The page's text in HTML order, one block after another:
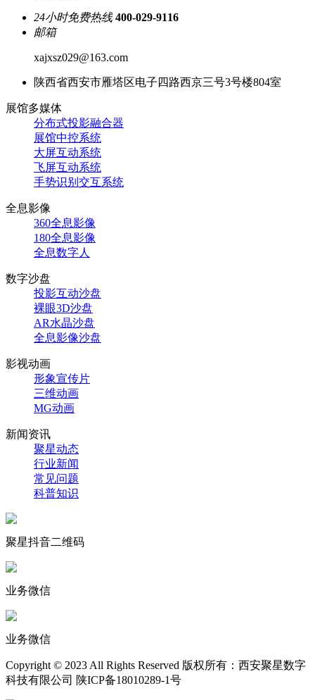
24小时免费热线 400-029-9116
邮箱
xajxsz029@163.com
陕西省西安市雁塔区电子四路西京三号3号楼804室
展馆多媒体
分布式投影融合器
展馆中控系统
大屏互动系统
飞屏互动系统
手势识别交互系统
全息影像
360全息影像
180全息影像
全息数字人
数字沙盘
投影互动沙盘
裸眼3D沙盘
AR水晶沙盘
全息影像沙盘
影视动画
形象宣传片
三维动画
MG动画
新闻资讯
聚星动态
行业新闻
常见问题
科普知识
聚星抖音二维码
业务微信
业务微信
Copyright © 2023 All Rights Reserved 版权所有：西安聚星数字
科技有限公司 陕ICP备18010289-1号